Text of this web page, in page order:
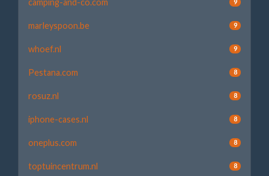
9
marleyspoon.be 9
whoef.nl 9
Pestana.com 8
rosuz.nl 8
iphone-cases.nl 8
oneplus.com 8
toptuincentrum.nl 8